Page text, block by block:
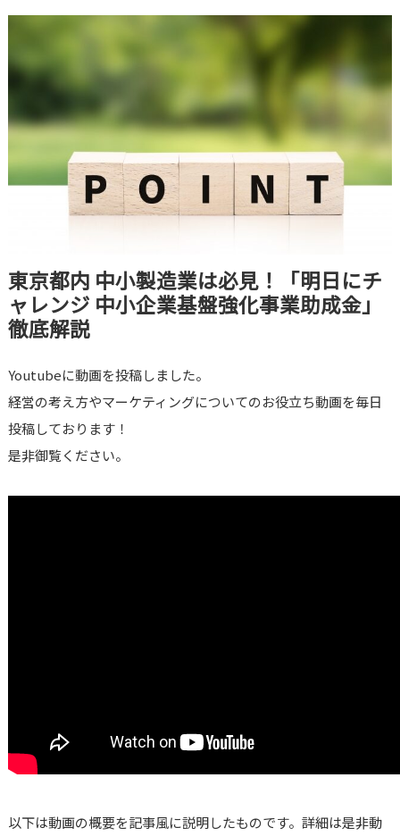
東京都内 中小製造業は必見！「明日にチ
ャレンジ 中小企業基盤強化事業助成金」
徹底解説
Youtubeに動画を投稿しました。
経営の考え方やマーケティングについてのお役立ち動画を毎日
投稿しております！
是非御覧ください。
以下は動画の概要を記事風に説明したものです。詳細は是非動